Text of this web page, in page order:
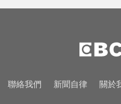
失明 醫揭防護
資深歌手「小
壽68歲 好友
千金股跌落神
聯絡我們 新聞自律 關於